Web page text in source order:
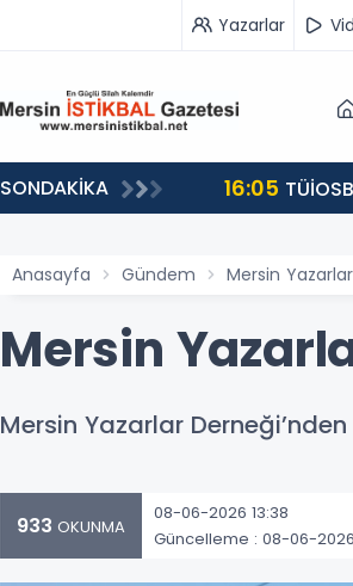
Yazarlar
SONDAKİKA 16:05
Anasayfa Gündem Mersin
Mersin
Mersin Yazarlar
933 OKUNMA
08-06-2026 13:38
Güncelleme : 08-06-2026